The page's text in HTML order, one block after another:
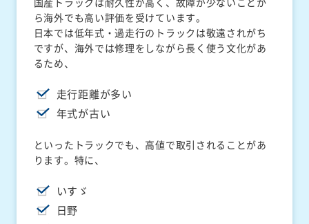
ら海外でも高い評価を受けています。
日本では低年式・過走行のトラックは敬遠されがち
ですが、海外では修理をしながら長く使う文化があ
るため、
走行距離が多い
年式が古い
といったトラックでも、高値で取引されることがあ
ります。特に、
いすゞ
日野